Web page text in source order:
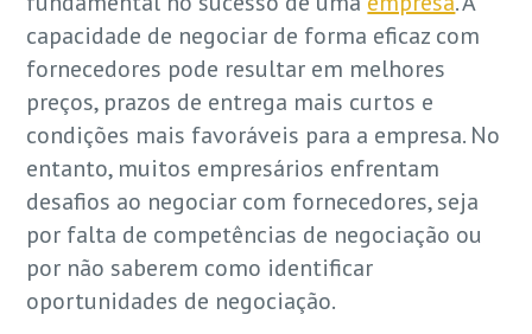
capacidade de negociar de forma eficaz com
fornecedores pode resultar em melhores
preços, prazos de entrega mais curtos e
condições mais favoráveis para a empresa. No
entanto, muitos empresários enfrentam
desafios ao negociar com fornecedores, seja
por falta de competências de negociação ou
por não saberem como identificar
oportunidades de negociação.